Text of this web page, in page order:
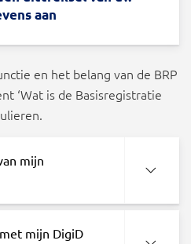
aan
en het belang van de BRP
‘Wat is de Basisregistratie
mijn
mijn DigiD